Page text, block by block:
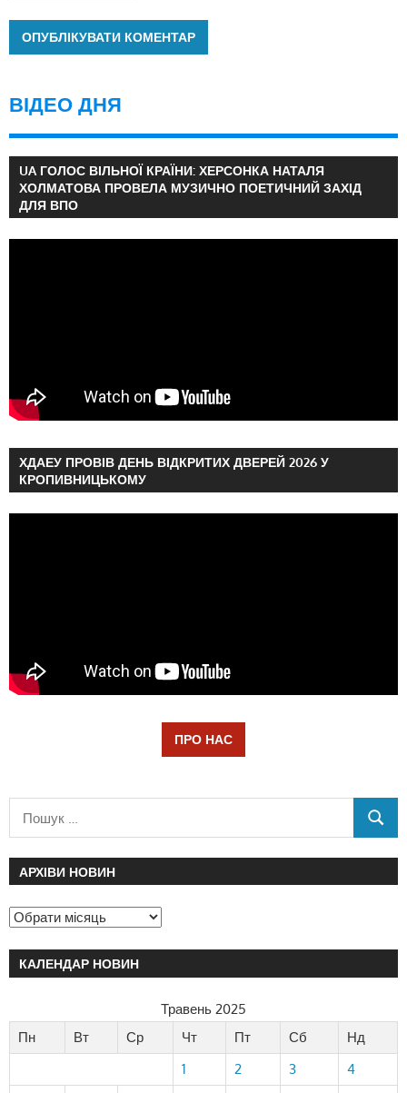
ВІДЕО ДНЯ
UA ГОЛОС ВІЛЬНОЇ КРАЇНИ: ХЕРСОНКА НАТАЛЯ
ХОЛМАТОВА ПРОВЕЛА МУЗИЧНО ПОЕТИЧНИЙ ЗАХІД
ДЛЯ ВПО
ХДАЕУ ПРОВІВ ДЕНЬ ВІДКРИТИХ ДВЕРЕЙ 2026 У
КРОПИВНИЦЬКОМУ
ПРО НАС
АРХІВИ НОВИН
КАЛЕНДАР НОВИН
Травень 2025
Пн
Вт Ср Чт Пт Сб
Нд
1
2 3
4